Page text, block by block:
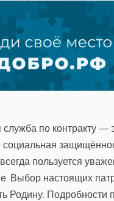
по контракту —
социальная
пользуется
Выбор настоящих
Родину. Подробности